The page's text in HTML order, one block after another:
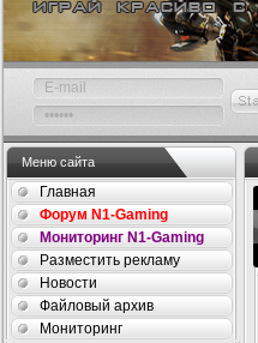
Меню сайта
Главная
Форум N1-Gaming
Мониторинг N1-Gaming
Разместить рекламу
Новости
Файловый архив
Мониторинг